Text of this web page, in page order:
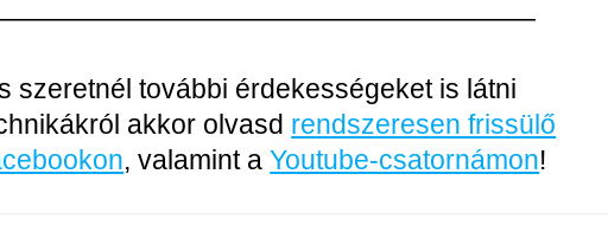
szeretnél további érdekességeket is látni
akkor olvasd rendszeresen frissülő
, valamint aYoutube-csatornámon!